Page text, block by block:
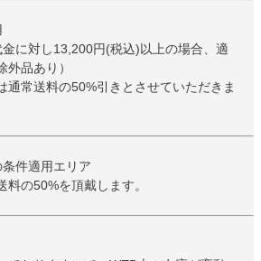
に対し13,200円(税込)以上の場合、適
外品あり）
常送料の50%引きとさせていただきま
件適用エリア
の50%を頂戴します。